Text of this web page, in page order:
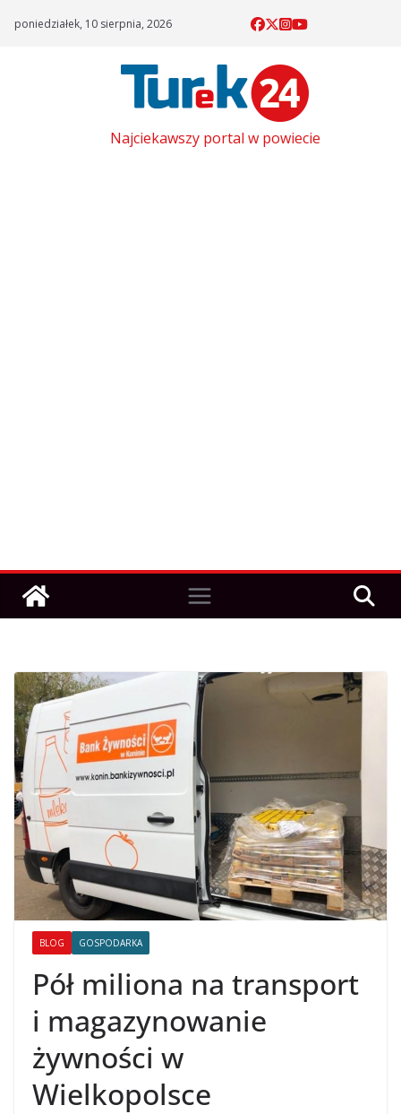
poniedziałek, 10 sierpnia, 2026
Najciekawszy portal w powiecie
BLOG GOSPODARKA
Pół miliona na transport
i magazynowanie
żywności w
Wielkopolsce